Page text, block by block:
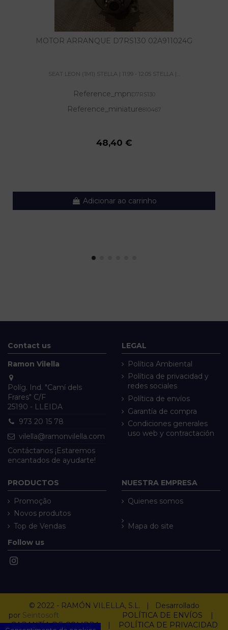
MOTOR ARRANQUE D7RS130 02A911024G
SEAT LEON (1M1) STELLA | 11.99 - 12.05 STELLA |...
Reference_mpnD7RS130
Reference_miniature810467
48,40 €
Adicionar ao carrinho
Contact us
Ramon Vilella
Políg. Ind. "Camí dels
Frares" C/F
25190 - LLEIDA
973 20 15 78
vilella@ramonvilella.com
Contáctanos ¡Estaremos
encantados de ayudarte!
LEGAL
Política Ambiental
Política de privacidad y
redes sociales
Política de envíos
Garantía de compra
Condiciones generales
uso web y contractación
PRODUCTOS
Promoção
Novos produtos
Top de Vendas
NUESTRA EMPRESA
Quienes somos
Mapa do site
Follow us
© 2022 - RAMÓN VILELLA, S.L. | Desarrollado
por Seintosoft POLÍTICA DE ENVÍOS
|
GARANTÍA DE COMPRA| POLÍTICA DE PRIVACIDAD